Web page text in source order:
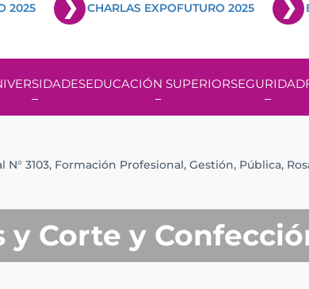
2025 CHARLAS EXPOFUTURO 2025
EDUCACIÓN SUPERIORSEGURIDAD
N° 3103, Formación Profesional, Gestión, Pública,
y Corte y